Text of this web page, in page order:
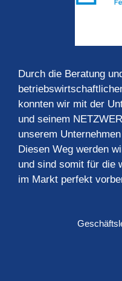
Durch die Beratung
konnten wir mit der
und seinem
unserem
Diesen Weg werden
und sind somit für die
im Markt perfekt